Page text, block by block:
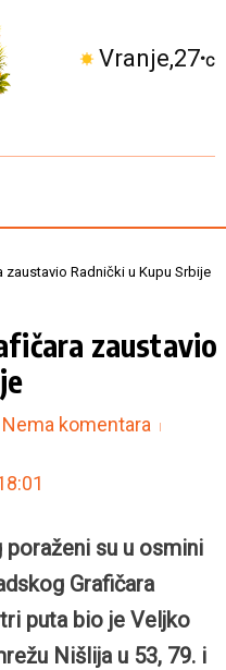
Kuršumlija 30°C
zaustavio Radnički u Kupu Srbije
zaustavio
Nema komentara
su u osmini
Grafičara
puta bio je Veljko
Nišlija u 53, 79. i